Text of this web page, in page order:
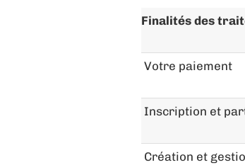
Finalités des
Votre paiement
Inscription et
Création et